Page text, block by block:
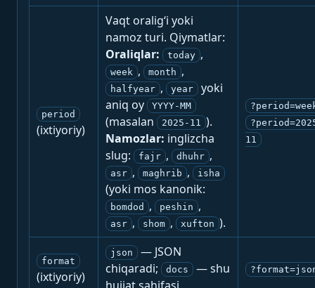
period
(ixtiyoriy)
Vaqt oralig‘i yoki
namoz turi. Qiymatlar:
Oraliqlar:
today ,
week , month ,
halfyear , year
yoki
aniq oy
YYYY-MM
(masalan 2025-11 ).
Namozlar: inglizcha
slug:
fajr , dhuhr ,
asr , maghrib , isha
(yoki mos kanonik:
bomdod , peshin ,
asr , shom , xufton ).
11
format
(ixtiyoriy)
json
— JSON
chiqaradi;
docs
— shu